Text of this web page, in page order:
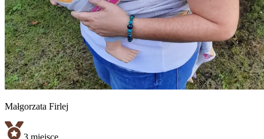
Małgorzata Firlej
3 miejsce